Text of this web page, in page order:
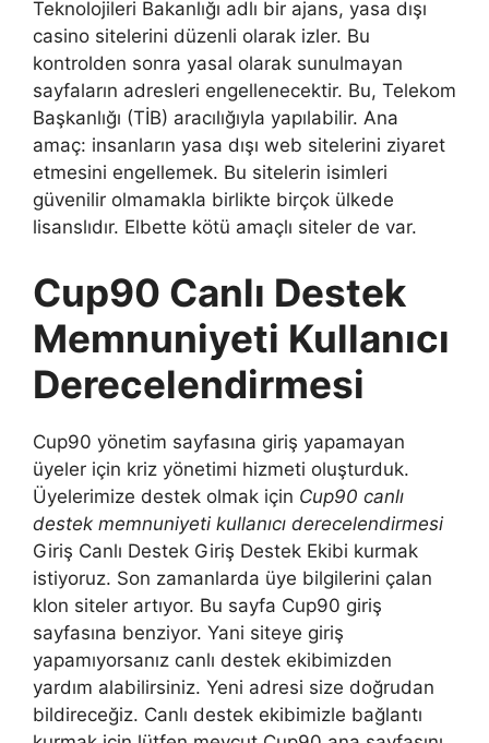
Teknolojileri Bakanlığı adlı bir ajans, yasa dışı
casino sitelerini düzenli olarak izler. Bu
kontrolden sonra yasal olarak sunulmayan
sayfaların adresleri engellenecektir. Bu, Telekom
Başkanlığı (TİB) aracılığıyla yapılabilir. Ana
amaç: insanların yasa dışı web sitelerini ziyaret
etmesini engellemek. Bu sitelerin isimleri
güvenilir olmamakla birlikte birçok ülkede
lisanslıdır. Elbette kötü amaçlı siteler de var.
Cup90 Canlı Destek
Memnuniyeti Kullanıcı
Derecelendirmesi
Cup90 yönetim sayfasına giriş yapamayan
üyeler için kriz yönetimi hizmeti oluşturduk.
Üyelerimize destek olmak için Cup90 canlı
destek memnuniyeti kullanıcı derecelendirmesi
Giriş Canlı Destek Giriş Destek Ekibi kurmak
istiyoruz. Son zamanlarda üye bilgilerini çalan
klon siteler artıyor. Bu sayfa Cup90 giriş
sayfasına benziyor. Yani siteye giriş
yapamıyorsanız canlı destek ekibimizden
yardım alabilirsiniz. Yeni adresi size doğrudan
bildireceğiz. Canlı destek ekibimizle bağlantı